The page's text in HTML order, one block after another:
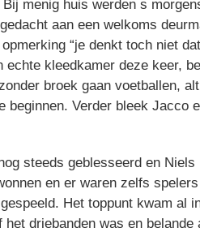
menig huis werden s
aan een welkoms
“je denkt toch niet
kleedkamer deze keer,
broek gaan voetballen,
Verder bleek Jacco
steeds geblesseerd en
en er waren zelfs
Het toppunt kwam al
driebanden was en